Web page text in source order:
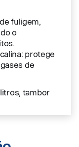
fuligem,
o
protege
de
tambor